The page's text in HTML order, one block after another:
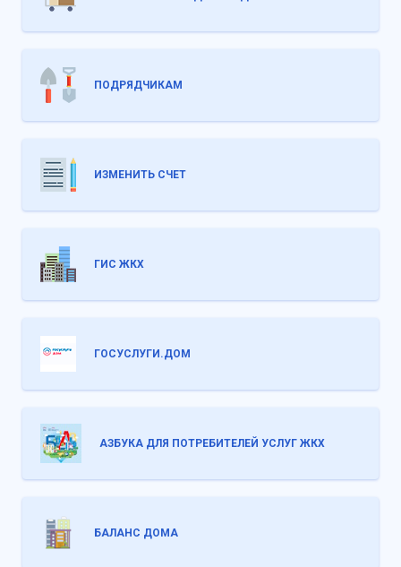
ПОДРЯДЧИКАМ
ИЗМЕНИТЬ СЧЕТ
ГИС ЖКХ
ГОСУСЛУГИ.ДОМ
АЗБУКА ДЛЯ ПОТРЕБИТЕЛЕЙ УСЛУГ ЖКХ
БАЛАНС ДОМА